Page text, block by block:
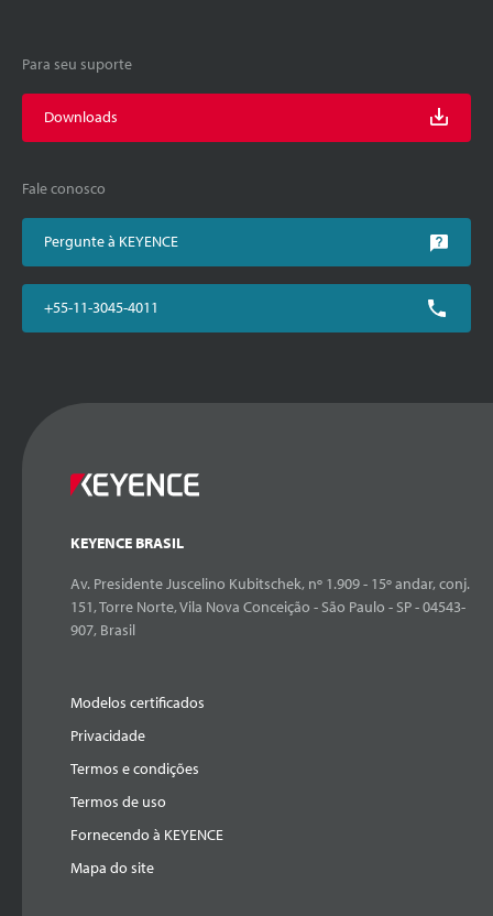
Para seu suporte
Downloads
Fale conosco
Pergunte à KEYENCE
+55-11-3045-4011
KEYENCE BRASIL
Av. Presidente Juscelino Kubitschek, nº 1.909 - 15º andar, conj.
151, Torre Norte, Vila Nova Conceição - São Paulo - SP - 04543-
907, Brasil
Modelos certificados
Privacidade
Termos e condições
Termos de uso
Fornecendo à KEYENCE
Mapa do site